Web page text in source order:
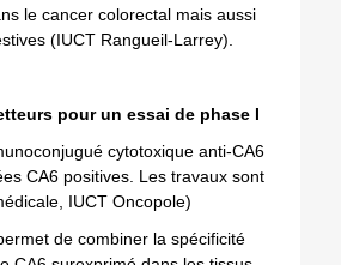
le cancer colorectal mais aussi
(IUCT Rangueil-Larrey).
pour un essai de phase I
cytotoxique anti-CA6
CA6 positives. Les travaux sont
IUCT Oncopole)
de combiner la spécificité